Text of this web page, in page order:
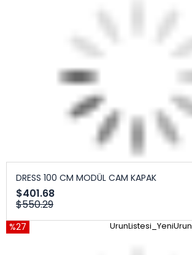
DRESS 100 CM MODÜL CAM KAPAK
$401.68
$550.29
%27 UrunListesi_YeniUrun